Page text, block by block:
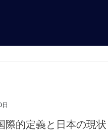
際的定義と日本の現